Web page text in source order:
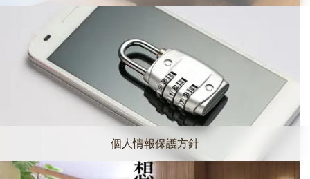
個人情報保護方針